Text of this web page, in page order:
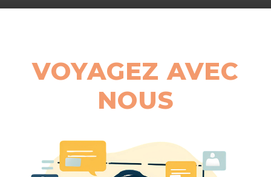
VOYAGEZ AVEC
NOUS